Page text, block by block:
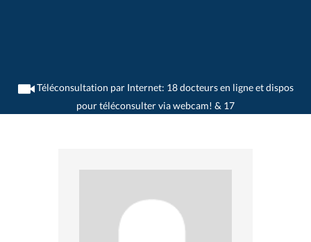
Téléconsultation par Internet: 18 docteurs en ligne et dispos
pour téléconsulter via webcam! & 17
>Gynécologues>Samedan>Dr. Christoph Winkler>Rendez-vous avec Dr.